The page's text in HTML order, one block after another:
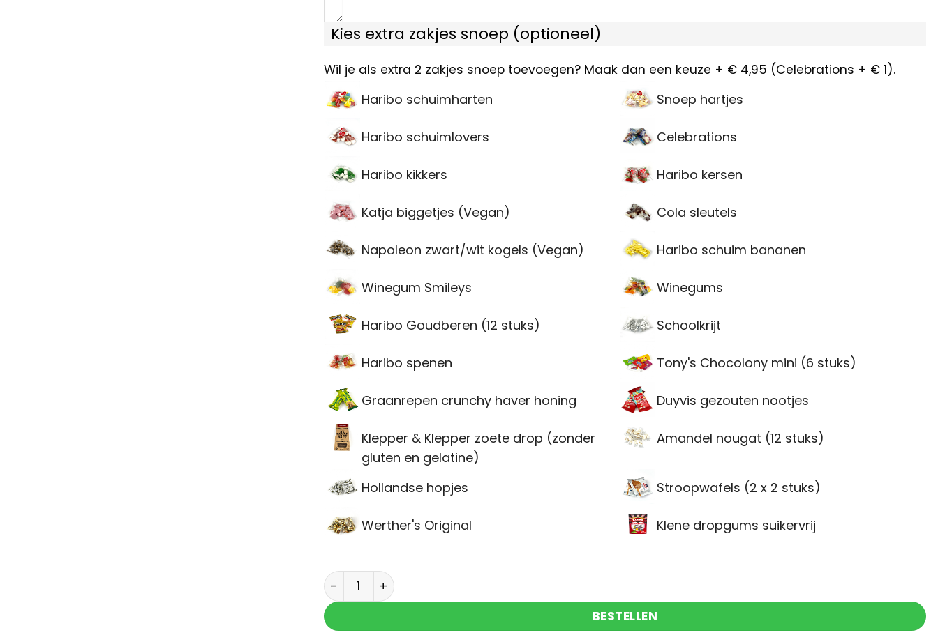
Kies extra zakjes snoep (optioneel)
Wil je als extra 2 zakjes snoep toevoegen? Maak dan een keuze + € 4,95 (Celebrations + € 1).
Haribo schuimharten Snoep hartjes
Haribo schuimlovers Celebrations
Haribo kikkers Haribo kersen
Katja biggetjes (Vegan) Cola sleutels
Napoleon zwart/wit kogels (Vegan) Haribo schuim bananen
Winegum Smileys Winegums
Haribo Goudberen (12 stuks) Schoolkrijt
Haribo spenen Tony's Chocolony mini (6 stuks)
Graanrepen crunchy haver honing Duyvis gezouten nootjes
Klepper & Klepper zoete drop (zonder
gluten en gelatine)
Amandel nougat (12 stuks)
Hollandse hopjes Stroopwafels (2 x 2 stuks)
Werther's Original Klene dropgums suikervrij
Snoepdoos Kus met Haribo schuimharten en gelukszakje aantal
BESTELLEN